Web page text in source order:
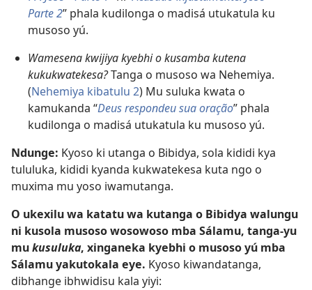
Parte 2” phala kudilonga o madisá utukatula ku
musoso yú.
Wamesena kwijiya kyebhi o kusamba kutena
kukukwatekesa?Tanga o musoso wa Nehemiya.
(Nehemiya kibatulu 2) Mu suluka kwata o
kamukanda “Deus respondeu sua oração” phala
kudilonga o madisá utukatula ku musoso yú.
Ndunge: Kyoso ki utanga o Bibidya, sola kididi kya
tululuka, kididi kyanda kukwatekesa kuta ngo o
muxima mu yoso iwamutanga.
O ukexilu wa katatu wa kutanga o Bibidya walungu
ni kusola musoso wosowoso mba Sálamu, tanga-yu
mukusuluka, xinganeka kyebhi o musoso yú mba
Sálamu yakutokala eye. Kyoso kiwandatanga,
dibhange ibhwidisu kala yiyi: